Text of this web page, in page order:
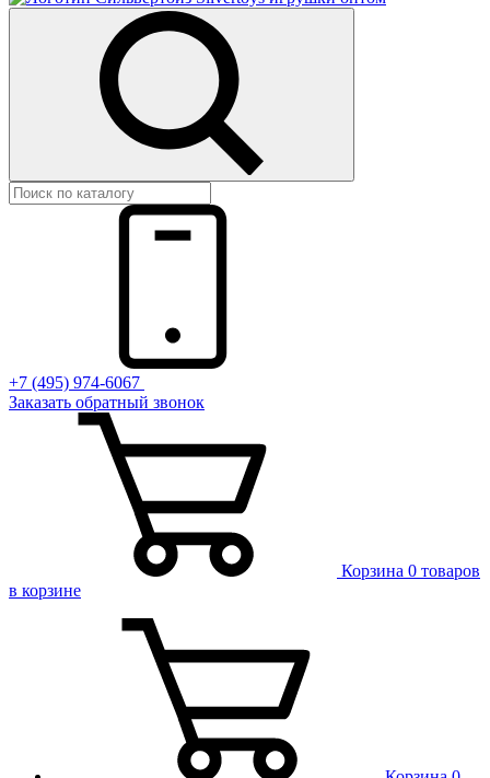
+7 (495) 974-6067
Заказать обратный звонок
Корзина 0 товаров
в корзине